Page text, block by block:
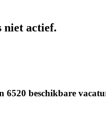
niet actief.
beschikbare